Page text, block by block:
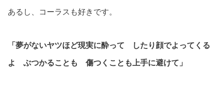
あるし、コーラスも好きです。
「夢がないヤツほど現実に酔って したり顔でよってくる
よ ぶつかることも 傷つくことも上手に避けて」